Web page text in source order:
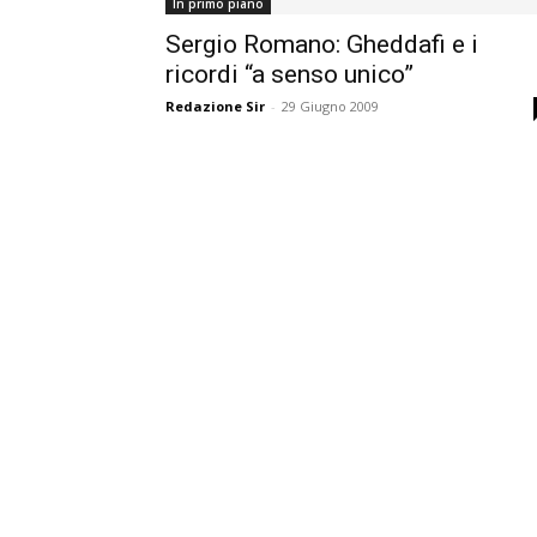
In primo piano
Sergio Romano: Gheddafi e i
ricordi “a senso unico”
Redazione Sir - 29 Giugno 2009